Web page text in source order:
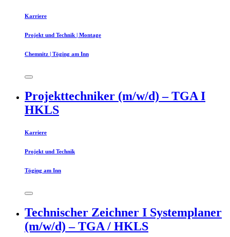
Karriere
Projekt und Technik | Montage
Chemnitz | Töging am Inn
Projekttechniker (m/w/d) – TGA I
HKLS
Karriere
Projekt und Technik
Töging am Inn
Technischer Zeichner I Systemplaner
(m/w/d) – TGA / HKLS